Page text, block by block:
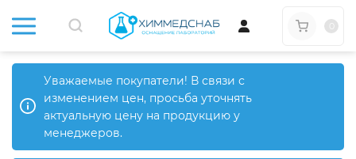
Уважаемые покупатели! В связи с
изменением цен, просьба уточнять
актуальную цену на продукцию у
менеджеров.